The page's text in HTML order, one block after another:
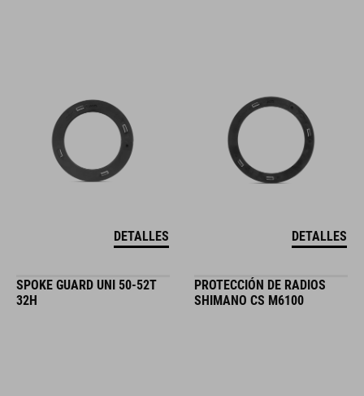
DETALLES DETALLES
SPOKE GUARD UNI 50-52T
32H
PROTECCIÓN DE RADIOS
SHIMANO CS M6100